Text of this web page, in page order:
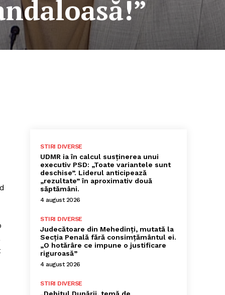
STIRI DIVERSE
UDMR ia în calcul susținerea unui
executiv PSD: „Toate variantele sunt
deschise”. Liderul anticipează
„rezultate” în aproximativ două
săptămâni.
4 august 2026
STIRI DIVERSE
Judecătoare din Mehedinți, mutată la
Secția Penală fără consimțământul ei.
„O hotărâre ce impune o justificare
riguroasă”
4 august 2026
STIRI DIVERSE